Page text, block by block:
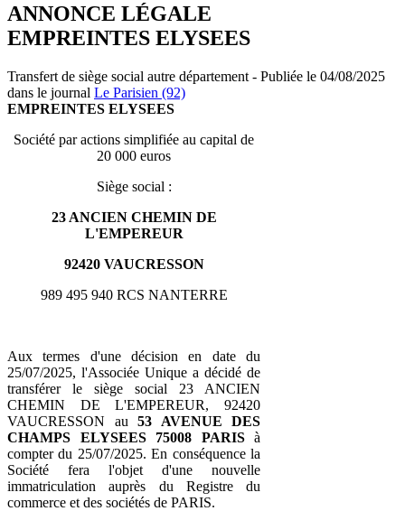
ANNONCE LÉGALE
EMPREINTES ELYSEES
Transfert de siège social autre département - Publiée le 04/08/2025
dans le journal Le Parisien (92)
EMPREINTES ELYSEES
Société par actions simplifiée au capital de
20 000 euros
Siège social :
23 ANCIEN CHEMIN DE
L'EMPEREUR
92420 VAUCRESSON
989 495 940 RCS NANTERRE
Aux termes d'une décision en date du
25/07/2025, l'Associée Unique a décidé de
transférer le siège social 23 ANCIEN
CHEMIN DE L'EMPEREUR, 92420
VAUCRESSON au 53 AVENUE DES
CHAMPS ELYSEES 75008 PARISà
compter du 25/07/2025. En conséquence la
Société fera l'objet d'une nouvelle
immatriculation auprès du Registre du
commerce et des sociétés de PARIS.